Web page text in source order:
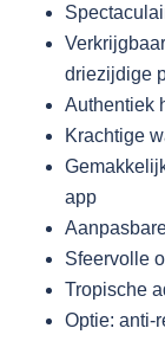
driezijdige
Authentiek
Krachtige
app
Sfeervolle
Tropische
Optie: anti-